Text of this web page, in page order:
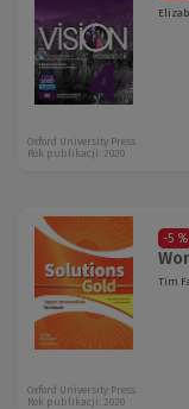
Oxford University Press
Rok publikacji: 2020
-5 %
Tim
Oxford University Press
Rok publikacji: 2020